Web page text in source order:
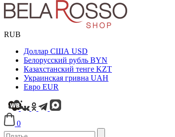
RUB
Доллар США USD
Белорусский рубль BYN
Казахстанский тенге KZT
Украинская гривна UAH
Евро EUR
0